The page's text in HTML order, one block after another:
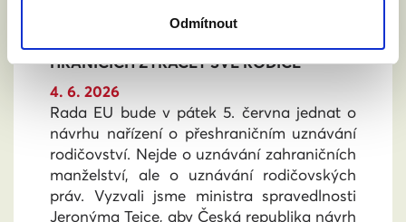
Odmítnout
VYZVALI JSME MINISTRA
HRANICÍCH ZTRÁCET SVÉ RODIČE
4. 6. 2026
Rada EU bude v pátek 5. června jednat o
návrhu nařízení o přeshraničním uznávání
rodičovství. Nejde o uznávání zahraničních
manželství, ale o uznávání rodičovských
práv. Vyzvali jsme ministra spravedlnosti
Jeronýma Tejce, aby Česká republika návrh